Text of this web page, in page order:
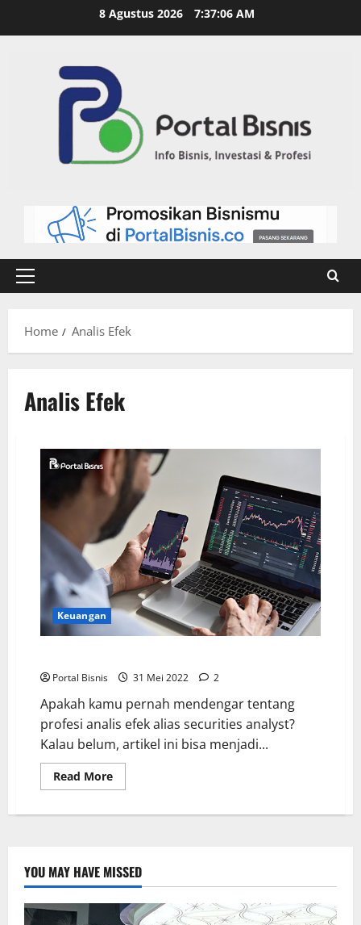
8 Agustus 2026 7:37:06 AM
Home Analis Efek
Analis Efek
Keuangan
Portal Bisnis 31 Mei 2022 2
Apakah kamu pernah mendengar tentang
profesi analis efek alias securities analyst?
Kalau belum, artikel ini bisa menjadi...
Read More
YOU MAY HAVE MISSED